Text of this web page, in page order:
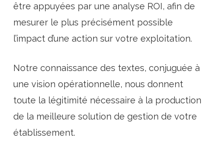
être appuyées par une analyse ROI, afin de
mesurer le plus précisément possible
l’impact d’une action sur votre exploitation.
Notre connaissance des textes, conjuguée à
une vision opérationnelle, nous donnent
toute la légitimité nécessaire à la production
de la meilleure solution de gestion de votre
établissement.